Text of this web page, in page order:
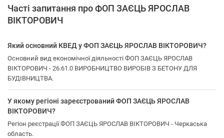
Часті запитання про ФОП ЗАЄЦЬ ЯРОСЛАВ
ВІКТОРОВИЧ
Який основний КВЕД у ФОП ЗАЄЦЬ ЯРОСЛАВ ВІКТОРОВИЧ?
Основний вид економічної діяльності ФОП ЗАЄЦЬ ЯРОСЛАВ
ВІКТОРОВИЧ - 26.61.0 ВИРОБНИЦТВО ВИРОБІВ З БЕТОНУ ДЛЯ
БУДІВНИЦТВА.
У якому регіоні зареєстрований ФОП ЗАЄЦЬ ЯРОСЛАВ
ВІКТОРОВИЧ?
Регіон реєстрації ФОП ЗАЄЦЬ ЯРОСЛАВ ВІКТОРОВИЧ - Черкаська
область.